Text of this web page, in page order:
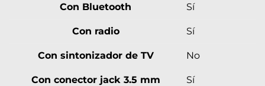
Con Bluetooth Sí
Con radio Sí
Con sintonizador de TV No
Con conector jack 3.5 mm Sí